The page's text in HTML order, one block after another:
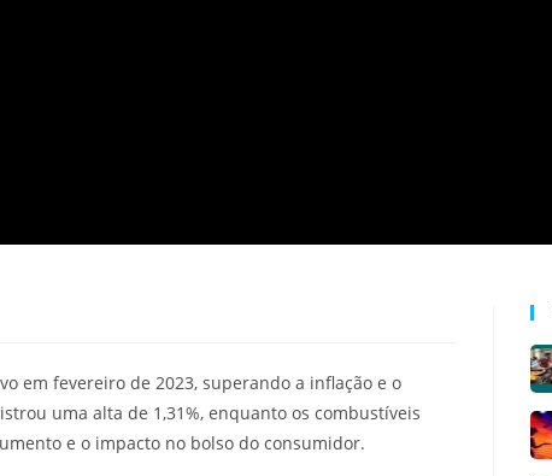
em fevereiro de 2023, superando a inflação e o
uma alta de 1,31%, enquanto os combustíveis
e o impacto no bolso do consumidor.